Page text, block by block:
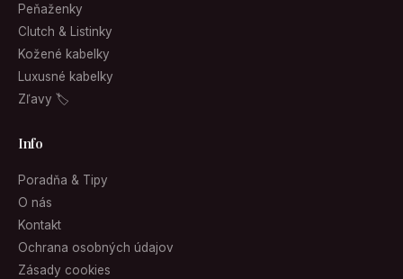
Peňaženky
Clutch & Listinky
Kožené kabelky
Luxusné kabelky
Zľavy 🏷
Info
Poradňa & Tipy
O nás
Kontakt
Ochrana osobných údajov
Zásady cookies